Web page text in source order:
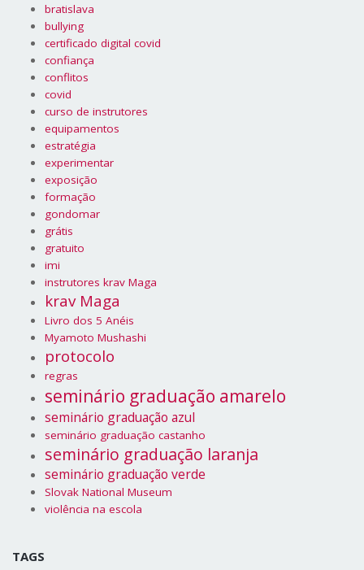
bratislava
bullying
certificado digital covid
confiança
conflitos
covid
curso de instrutores
equipamentos
estratégia
experimentar
exposição
formação
gondomar
grátis
gratuito
imi
instrutores krav Maga
krav Maga
Livro dos 5 Anéis
Myamoto Mushashi
protocolo
regras
seminário graduação amarelo
seminário graduação azul
seminário graduação castanho
seminário graduação laranja
seminário graduação verde
Slovak National Museum
violência na escola
TAGS